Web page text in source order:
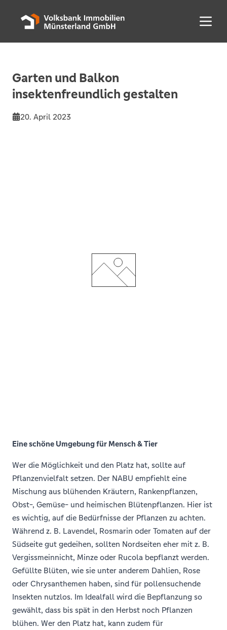
Menü
Garten und Balkon
insektenfreundlich gestalten
20. April 2023
Eine schöne Umgebung für Mensch & Tier
Wer die Möglichkeit und den Platz hat, sollte auf
Pflanzenvielfalt setzen. Der NABU empfiehlt eine
Mischung aus blühenden Kräutern, Rankenpflanzen,
Obst-, Gemüse- und heimischen Blütenpflanzen. Hier ist
es wichtig, auf die Bedürfnisse der Pflanzen zu achten.
Während z. B. Lavendel, Rosmarin oder Tomaten auf der
Südseite gut gedeihen, sollten Nordseiten eher mit z. B.
Vergissmeinnicht, Minze oder Rucola bepflanzt werden.
Gefüllte Blüten, wie sie unter anderem Dahlien, Rose
oder Chrysanthemen haben, sind für pollensuchende
Insekten nutzlos. Im Idealfall wird die Bepflanzung so
gewählt, dass bis spät in den Herbst noch Pflanzen
blühen. Wer den Platz hat, kann zudem für